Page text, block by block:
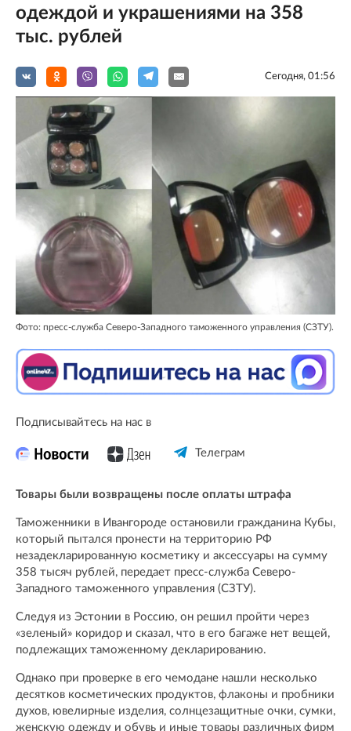
одеждой и украшениями на 358
тыс. рублей
Сегодня, 01:56
Фото: пресс-служба Северо-Западного таможенного управления (СЗТУ).
Подписывайтесь на нас в
Телеграм
Товары были возвращены после оплаты штрафа
Таможенники в Ивангороде остановили гражданина Кубы,
который пытался пронести на территорию РФ
незадекларированную косметику и аксессуары на сумму
358 тысяч рублей, передает пресс-служба Северо-
Западного таможенного управления (СЗТУ).
Следуя из Эстонии в Россию, он решил пройти через
«зеленый» коридор и сказал, что в его багаже нет вещей,
подлежащих таможенному декларированию.
Однако при проверке в его чемодане нашли несколько
десятков косметических продуктов, флаконы и пробники
духов, ювелирные изделия, солнцезащитные очки, сумки,
женскую одежду и обувь и иные товары различных фирм